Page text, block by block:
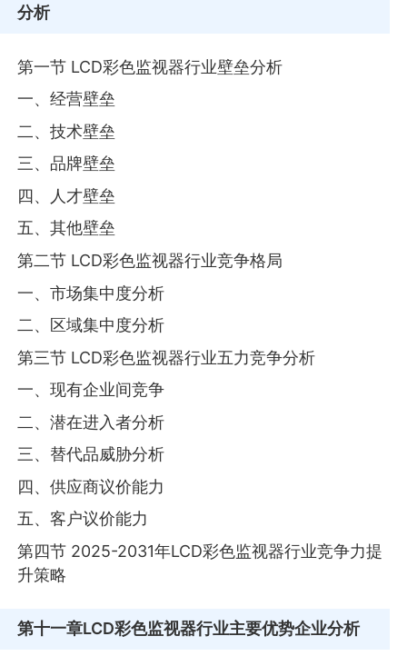
分析
第一节 LCD彩色监视器行业壁垒分析
一、经营壁垒
二、技术壁垒
三、品牌壁垒
四、人才壁垒
五、其他壁垒
第二节 LCD彩色监视器行业竞争格局
一、市场集中度分析
二、区域集中度分析
第三节 LCD彩色监视器行业五力竞争分析
一、现有企业间竞争
二、潜在进入者分析
三、替代品威胁分析
四、供应商议价能力
五、客户议价能力
第四节 2025-2031年LCD彩色监视器行业竞争力提
升策略
第十一章LCD彩色监视器行业主要优势企业分析